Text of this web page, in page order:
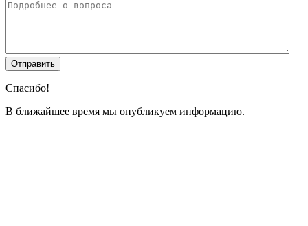
Спасибо!
В ближайшее время мы опубликуем информацию.